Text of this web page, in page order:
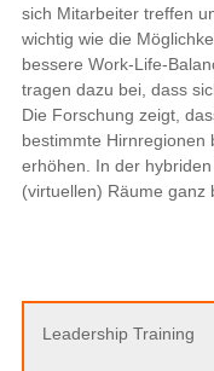
sich Mitarbeiter treffen
wichtig wie die
bessere Work-Life-
tragen dazu bei, dass
Die Forschung zeigt,
bestimmte Hirnregionen
erhöhen. In der
(virtuellen) Räume ganz
Leadership Training